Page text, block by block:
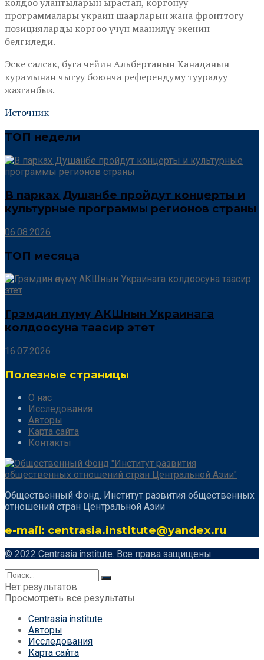
программалары украин шаарларын жана фронттогу
позицияларды коргоо үчүн маанилүү экенин
белгиледи.
Эске салсак, буга чейин Альбертанын Канаданын
курамынан чыгуу боюнча референдуму тууралуу
жазганбыз.
Источник
ТОП недели
В парках Душанбе пройдут концерты и
культурные программы регионов страны
06.08.2026
ТОП месяца
Грэмдин өлүмү АКШнын Украинага
колдоосуна таасир этет
16.07.2026
Полезные страницы
О нас
Исследования
Авторы
Карта сайта
Контакты
Общественный Фонд. Институт развития общественных
отношений стран Центральной Азии
e-mail: centrasia.institute@yandex.ru
© 2022 Centrasia.institute. Все права защищены
Нет результатов
Просмотреть все результаты
Centrasia.institute
Авторы
Исследования
Карта сайта